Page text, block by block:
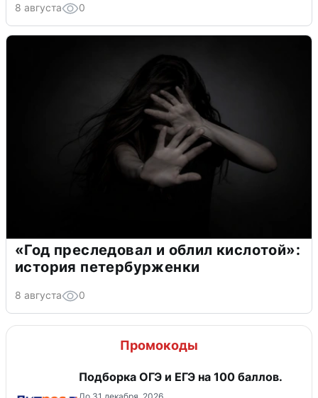
8 августа 0
«Год преследовал и облил кислотой»:
история петербурженки
8 августа 0
Промокоды
Подборка ОГЭ и ЕГЭ на 100 баллов.